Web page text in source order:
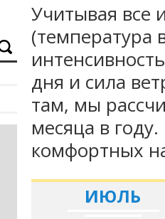
Учитывая все
(температура
дня и сила
там, мы
месяца в
комфортных
ИЮЛЬ